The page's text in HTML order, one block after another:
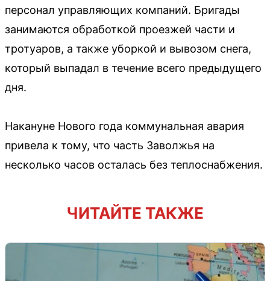
персонал управляющих компаний. Бригады
занимаются обработкой проезжей части и
тротуаров, а также уборкой и вывозом снега,
который выпадал в течение всего предыдущего
дня.
Накануне Нового года коммунальная авария
привела к тому, что часть Заволжья на
несколько часов осталась без теплоснабжения.
ЧИТАЙТЕ ТАКЖЕ